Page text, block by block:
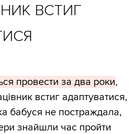
ВСТИГ
провести за два роки,
встиг адаптуватися,
бабуся не постраждала,
знайшли час пройти